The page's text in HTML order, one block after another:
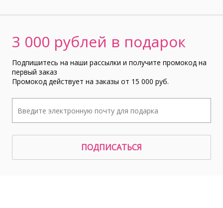
3 000 рублей в подарок
Подпишитесь на наши рассылки и получите промокод на
первый заказ
Промокод действует на заказы от 15 000 руб.
ПОДПИСАТЬСЯ